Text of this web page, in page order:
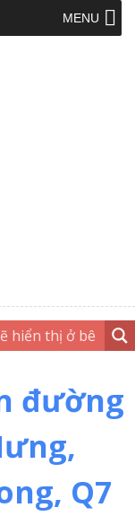
MENU
đường
Q7